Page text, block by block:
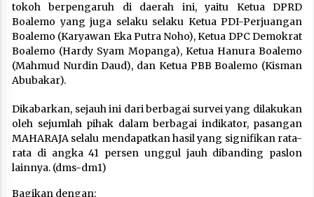
tokoh berpengaruh di daerah ini, yaitu Ketua DPRD
Boalemo yang juga selaku selaku Ketua PDI-Perjuangan
Boalemo (Karyawan Eka Putra Noho), Ketua DPC Demokrat
Boalemo (Hardy Syam Mopanga), Ketua Hanura Boalemo
(Mahmud Nurdin Daud), dan Ketua PBB Boalemo (Kisman
Abubakar).
Dikabarkan, sejauh ini dari berbagai survei yang dilakukan
oleh sejumlah pihak dalam berbagai indikator, pasangan
MAHARAJA selalu mendapatkan hasil yang signifikan rata-
rata di angka 41 persen unggul jauh dibanding paslon
lainnya. (dms-dm1)
Bagikan dengan: